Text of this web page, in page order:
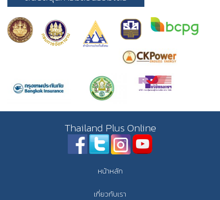
Thailand Plus Online
หน้าหลัก
เกี่ยวกับเรา